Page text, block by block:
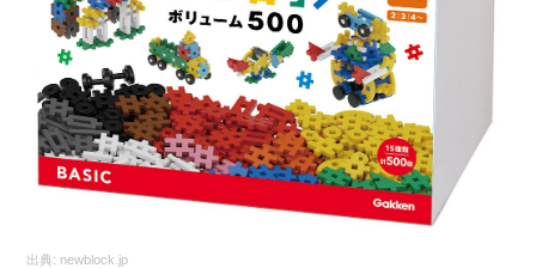
出典: newblock.jp